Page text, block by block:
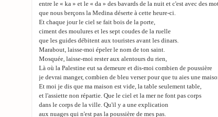
entre le « ka » et le « da » des bavards de la nuit et c'est avec des
que nous berçons la Medina déserte à cette heure-ci.
Et chaque jour le ciel se fait bois de la porte,
ciment des moulures et les sept coudes de la ruelle
que les guides débitent aux touristes avant les dinars.
Marabout, laisse-moi épeler le nom de ton saint.
Mosquée, laisse-moi rester aux alentours du rien,
Là où la Palestine eut sa demeure et dis-moi combien de poussière
je devrai manger, combien de bleu verser pour que tu aies une
Et moi je dis que ma maison est vide, la table seulement table,
et l'assiette non répartie. Que le ciel et la mer ne font pas corps
dans le corps de la ville. Qu'il y a une explication
aux nuages qui n'est pas la poussière de mes pas.